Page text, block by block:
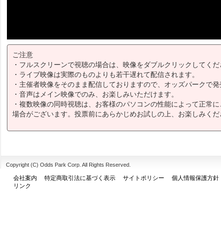
ご注意
・フルスクリーンで視聴の場合は、映像をダブルクリックしてく
・ライブ映像は実際のものよりも若干遅れて配信されます。
・主催者映像をそのまま配信しておりますので、オッズパークで
・音声はメイン映像でのみ、お楽しみいただけます。
・複数映像の同時視聴は、お客様のパソコンの性能によって正常
場合がございます。投票前にあらかじめお試しの上、お楽しみく
Copyright (C) Odds Park Corp. All Rights Reserved.
会社案内 特定商取引法に基づく表示 サイトポリシー
個人情報保護方針
リンク